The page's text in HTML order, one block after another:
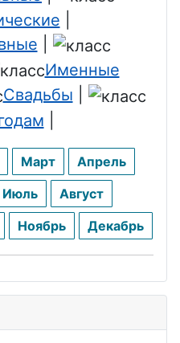
Именные
Свадьбы
Март
Апрель
Июль
Август
Ноябрь Декабрь